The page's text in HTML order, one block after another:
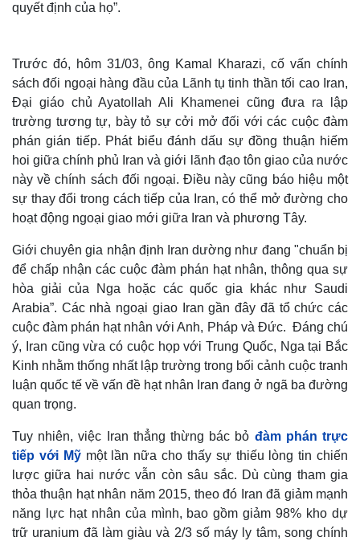
Thế giới
Cuộc sống đó đây
Hồ sơ
Multimedia
Ảnh
E-Magazine
Infographic
quyết định của họ”.
Trước đó, hôm 31/03, ông Kamal Kharazi, cố vấn chính
sách đối ngoại hàng đầu của Lãnh tụ tinh thần tối cao Iran,
Đại giáo chủ Ayatollah Ali Khamenei cũng đưa ra lập
trường tương tự, bày tỏ sự cởi mở đối với các cuộc đàm
phán gián tiếp. Phát biểu đánh dấu sự đồng thuận hiếm
hoi giữa chính phủ Iran và giới lãnh đạo tôn giao của nước
này về chính sách đối ngoại. Điều này cũng báo hiệu một
sự thay đổi trong cách tiếp của Iran, có thể mở đường cho
hoạt động ngoại giao mới giữa Iran và phương Tây.
Giới chuyên gia nhận định Iran dường như đang "chuẩn bị
để chấp nhận các cuộc đàm phán hạt nhân, thông qua sự
hòa giải của Nga hoặc các quốc gia khác như Saudi
Arabia”. Các nhà ngoại giao Iran gần đây đã tổ chức các
cuộc đàm phán hạt nhân với Anh, Pháp và Đức. Đáng chú
ý, Iran cũng vừa có cuộc họp với Trung Quốc, Nga tại Bắc
Kinh nhằm thống nhất lập trường trong bối cảnh cuộc tranh
luận quốc tế về vấn đề hạt nhân Iran đang ở ngã ba đường
quan trọng.
Tuy nhiên, việc Iran thẳng thừng bác bỏ đàm phán trực
tiếp với Mỹ một lần nữa cho thấy sự thiếu lòng tin chiến
lược giữa hai nước vẫn còn sâu sắc. Dù cùng tham gia
thỏa thuận hạt nhân năm 2015, theo đó Iran đã giảm mạnh
năng lực hạt nhân của mình, bao gồm giảm 98% kho dự
trữ uranium đã làm giàu và 2/3 số máy ly tâm, song chính